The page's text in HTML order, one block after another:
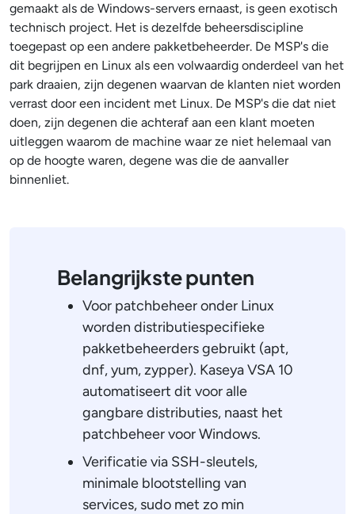
gemaakt als de Windows-servers ernaast, is geen exotisch
technisch project. Het is dezelfde beheersdiscipline
toegepast op een andere pakketbeheerder. De MSP's die
dit begrijpen en Linux als een volwaardig onderdeel van het
park draaien, zijn degenen waarvan de klanten niet worden
verrast door een incident met Linux. De MSP's die dat niet
doen, zijn degenen die achteraf aan een klant moeten
uitleggen waarom de machine waar ze niet helemaal van
op de hoogte waren, degene was die de aanvaller
binnenliet.
Belangrijkste punten
Voor patchbeheer onder Linux
worden distributiespecifieke
pakketbeheerders gebruikt (apt,
dnf, yum, zypper). Kaseya VSA 10
automatiseert dit voor alle
gangbare distributies, naast het
patchbeheer voor Windows.
Verificatie via SSH-sleutels,
minimale blootstelling van
services, sudo met zo min